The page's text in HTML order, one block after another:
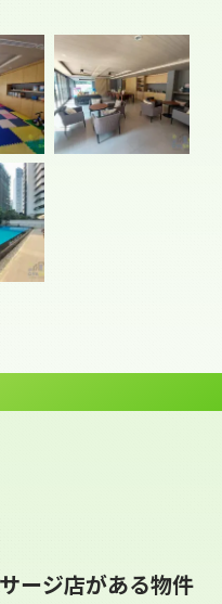
ージ店がある物件